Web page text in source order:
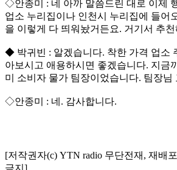
◇안종미 : 네 아까 말씀드린 대로 이제
업소 누리집이나 인천시 누리집에 들어
을 이렇게 다 띄워놨거든요. 거기서 추
◆ 박귀빈 : 알겠습니다. 착한 가격 업소
아보시고 애용하시면 좋겠습니다. 지금
미 소비자 물가 팀장이었습니다. 팀장님
◇안종미 : 네. 감사합니다.
[저작권자(c) YTN radio 무단전재, 재배